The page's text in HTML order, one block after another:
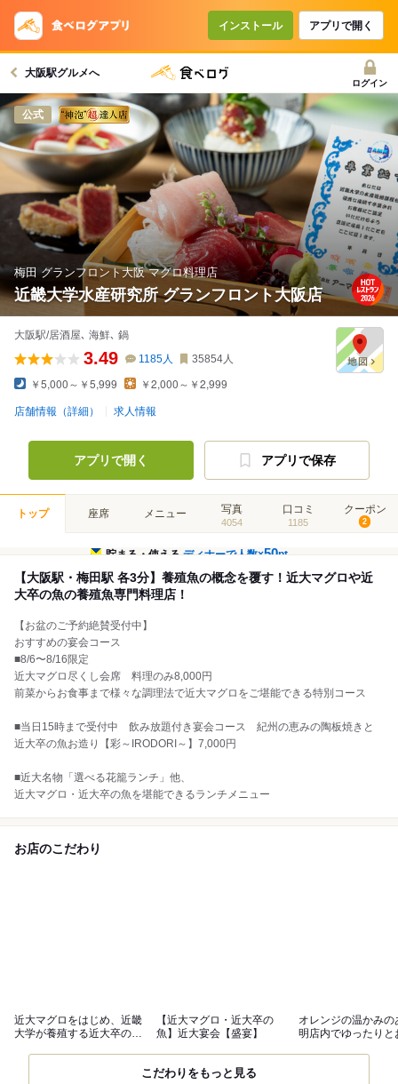
インストール アプリで開く
大阪駅グルメへ
ログイン
公式
梅田 グランフロント大阪 マグロ料理店
近畿大学水産研究所 グランフロント大阪店
大阪駅/居酒屋､ 海鮮､ 鍋
3.49 1185人 35854人
￥5,000～￥5,999 ￥2,000～￥2,999
店舗情報（詳細） 求人情報
アプリで開く アプリで保存
トップ 座席 メニュー 写真
4054
口コミ
1185
クーポン
2
貯まる・使えるディナーで人数×50pt
【大阪駅・梅田駅 各3分】養殖魚の概念を覆す！近大マグロや近
大卒の魚の養殖魚専門料理店！
【お盆のご予約絶賛受付中】
おすすめの宴会コース
■8/6〜8/16限定
近大マグロ尽くし会席 料理のみ8,000円
前菜からお食事まで様々な調理法で近大マグロをご堪能できる特別コース
■当日15時まで受付中 飲み放題付き宴会コース 紀州の恵みの陶板焼きと
近大卒の魚お造り【彩～IRODORI～】7,000円
■近大名物「選べる花籠ランチ」他、
近大マグロ・近大卒の魚を堪能できるランチメニュー
お店のこだわり
近大マグロをはじめ、近畿
大学が養殖する近大卒の魚
【近大マグロ・近大卒の
魚】近大宴会【盛宴】
オレンジの温かみの
明店内でゆったりと
こだわりをもっと見る
コースで使えるクーポン
戻る
クーポンを利用せず予約する